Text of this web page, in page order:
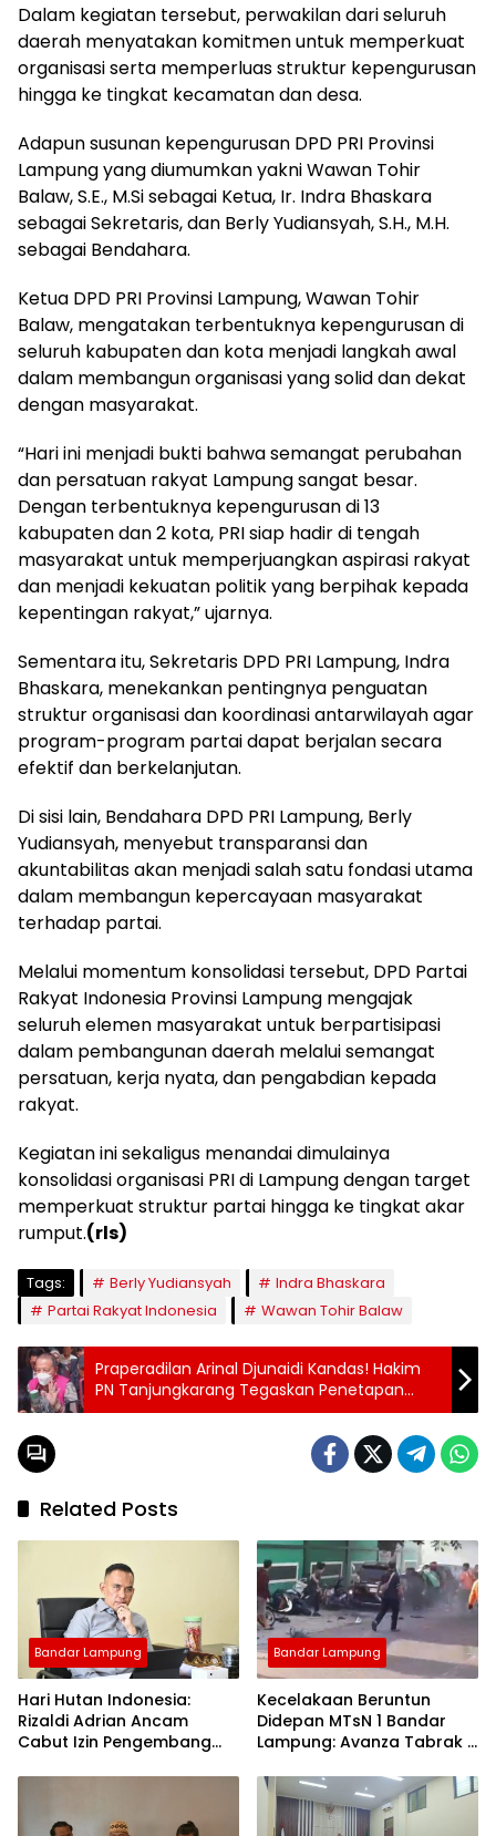
Dalam kegiatan tersebut, perwakilan dari seluruh
daerah menyatakan komitmen untuk memperkuat
organisasi serta memperluas struktur kepengurusan
hingga ke tingkat kecamatan dan desa.
Adapun susunan kepengurusan DPD PRI Provinsi
Lampung yang diumumkan yakni Wawan Tohir
Balaw, S.E., M.Si sebagai Ketua, Ir. Indra Bhaskara
sebagai Sekretaris, dan Berly Yudiansyah, S.H., M.H.
sebagai Bendahara.
Ketua DPD PRI Provinsi Lampung, Wawan Tohir
Balaw, mengatakan terbentuknya kepengurusan di
seluruh kabupaten dan kota menjadi langkah awal
dalam membangun organisasi yang solid dan dekat
dengan masyarakat.
“Hari ini menjadi bukti bahwa semangat perubahan
dan persatuan rakyat Lampung sangat besar.
Dengan terbentuknya kepengurusan di 13
kabupaten dan 2 kota, PRI siap hadir di tengah
masyarakat untuk memperjuangkan aspirasi rakyat
dan menjadi kekuatan politik yang berpihak kepada
kepentingan rakyat,” ujarnya.
Sementara itu, Sekretaris DPD PRI Lampung, Indra
Bhaskara, menekankan pentingnya penguatan
struktur organisasi dan koordinasi antarwilayah agar
program-program partai dapat berjalan secara
efektif dan berkelanjutan.
Di sisi lain, Bendahara DPD PRI Lampung, Berly
Yudiansyah, menyebut transparansi dan
akuntabilitas akan menjadi salah satu fondasi utama
dalam membangun kepercayaan masyarakat
terhadap partai.
Melalui momentum konsolidasi tersebut, DPD Partai
Rakyat Indonesia Provinsi Lampung mengajak
seluruh elemen masyarakat untuk berpartisipasi
dalam pembangunan daerah melalui semangat
persatuan, kerja nyata, dan pengabdian kepada
rakyat.
Kegiatan ini sekaligus menandai dimulainya
konsolidasi organisasi PRI di Lampung dengan target
memperkuat struktur partai hingga ke tingkat akar
rumput.(rls)
Tags: Berly Yudiansyah
Indra Bhaskara
Partai Rakyat Indonesia
Wawan Tohir Balaw
Praperadilan Arinal Djunaidi Kandas! Hakim
PN Tanjungkarang Tegaskan Penetapan
Tersangka Sah
Related Posts
Bandar Lampung
Hari Hutan Indonesia:
Rizaldi Adrian Ancam
Cabut Izin Pengembang
Lampung
Bandar Lampung
Kecelakaan Beruntun
Didepan MTsN 1 Bandar
Lampung: Avanza Tabrak 7
Rumah Sakit